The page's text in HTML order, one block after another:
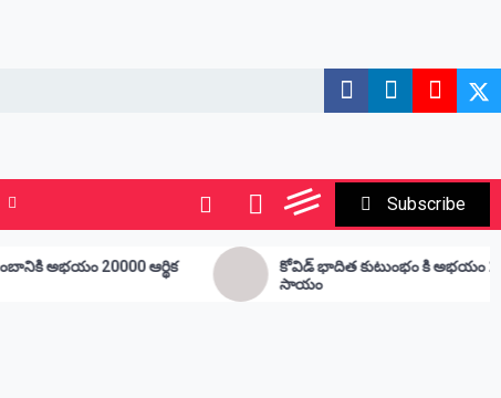
Subscribe
కోవిడ్ భాదిత కుటుంభం కి అభయం 20000 ఆర్థిక